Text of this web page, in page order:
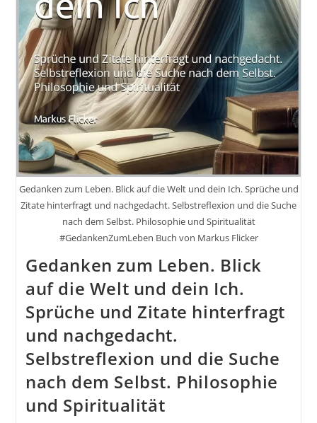
Gedanken zum Leben. Blick auf die Welt und dein Ich. Sprüche und
Zitate hinterfragt und nachgedacht. Selbstreflexion und die Suche
nach dem Selbst. Philosophie und Spiritualität
#GedankenZumLeben Buch von Markus Flicker
Gedanken zum Leben. Blick
auf die Welt und dein Ich.
Sprüche und Zitate hinterfragt
und nachgedacht.
Selbstreflexion und die Suche
nach dem Selbst. Philosophie
und Spiritualität